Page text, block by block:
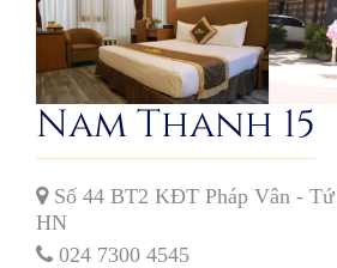
Nam Thanh 15
Số 44 BT2 KĐT Pháp Vân -
HN
024 7300 4545